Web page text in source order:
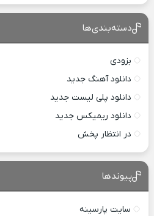
دسته‌بندی‌ها
بزودی
دانلود آهنگ جدید
دانلود پلی لیست جدید
دانلود ریمیکس جدید
در انتظار پخش
پیوندها
سایت پارسینه